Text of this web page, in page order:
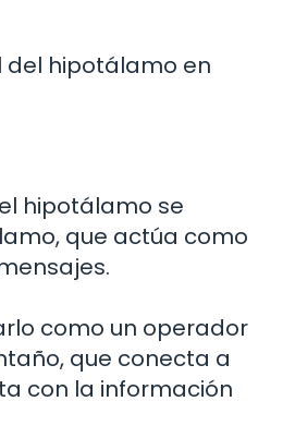
del hipotálamo en
hipotálamo se
que actúa como
como un operador
que conecta a
con la información